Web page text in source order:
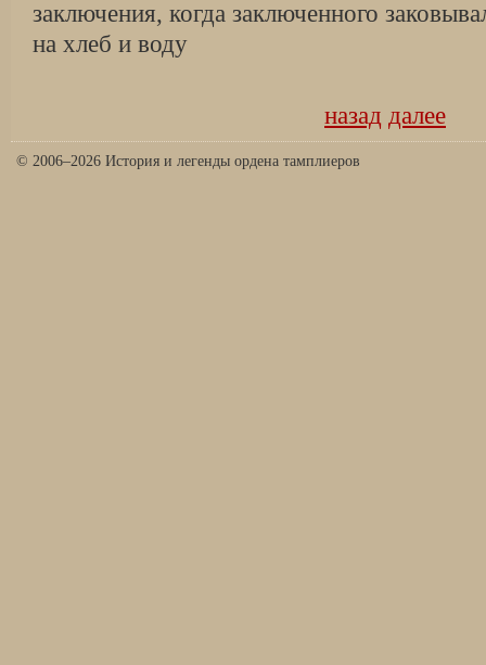
заключения, когда заключенного
на хлеб и воду
назад далее
© 2006–2026 История и легенды ордена тамплиеров